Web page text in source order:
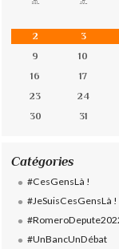
2
3
9
10
16
17
23
24
30
31
Catégories
#CesGensLà !
#JeSuisCesGensLà !
#UnBancUnDébat